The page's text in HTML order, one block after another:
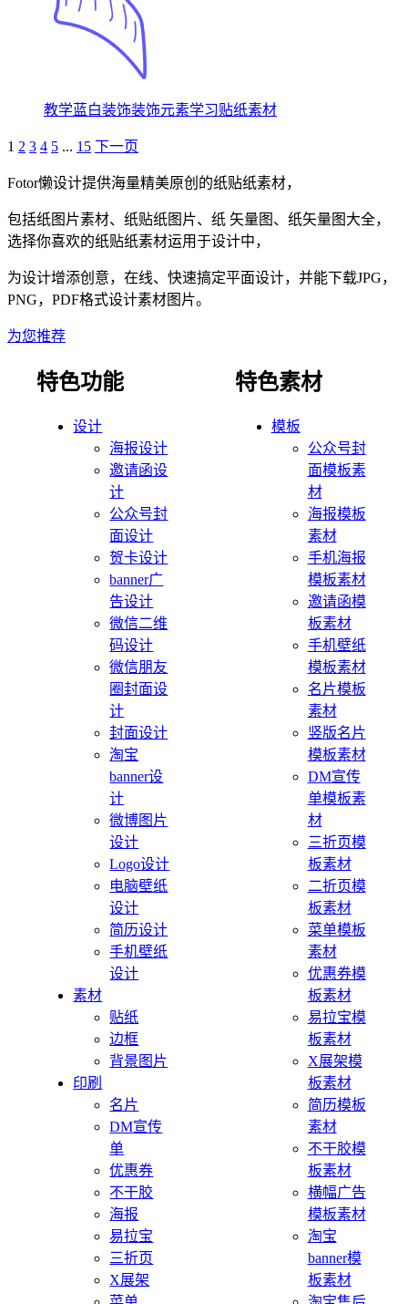
教学蓝白装饰装饰元素学习贴纸素材
1 2 3 4 5 ... 15 下一页
Fotor懒设计提供海量精美原创的纸贴纸素材，
包括纸图片素材、纸贴纸图片、纸 矢量图、纸矢量图大全，
选择你喜欢的纸贴纸素材运用于设计中，
为设计增添创意，在线、快速搞定平面设计，并能下载JPG，
PNG，PDF格式设计素材图片。
为您推荐
特色功能
设计
海报设计
邀请函设
计
公众号封
面设计
贺卡设计
banner广
告设计
微信二维
码设计
微信朋友
圈封面设
计
封面设计
淘宝
banner设
计
微博图片
设计
Logo设计
电脑壁纸
设计
简历设计
手机壁纸
设计
素材
贴纸
边框
背景图片
印刷
名片
DM宣传
单
优惠券
不干胶
海报
易拉宝
三折页
X展架
特色素材
模板
公众号封
面模板素
材
海报模板
素材
手机海报
模板素材
邀请函模
板素材
手机壁纸
模板素材
名片模板
素材
竖版名片
模板素材
DM宣传
单模板素
材
三折页模
板素材
二折页模
板素材
菜单模板
素材
优惠券模
板素材
易拉宝模
板素材
X展架模
板素材
简历模板
素材
不干胶模
板素材
横幅广告
模板素材
淘宝
banner模
板素材